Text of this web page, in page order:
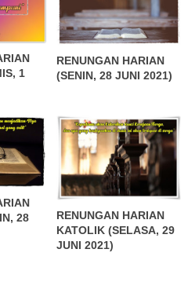
1
RENUNGAN HARIAN
(SENIN, 28 JUNI 2021)
28
RENUNGAN HARIAN
KATOLIK (SELASA, 29
JUNI 2021)